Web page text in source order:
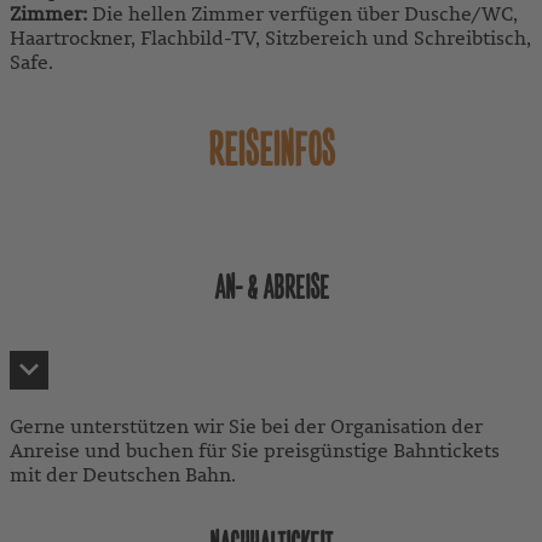
Zimmer: Die hellen Zimmer verfügen über Dusche/WC,
Haartrockner, Flachbild-TV, Sitzbereich und Schreibtisch,
Safe.
REISEINFOS
AN- & ABREISE
Gerne unterstützen wir Sie bei der Organisation der
Anreise und buchen für Sie preisgünstige Bahntickets
mit der Deutschen Bahn.